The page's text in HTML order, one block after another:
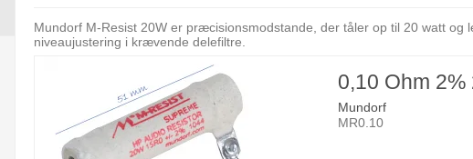
Mundorf M-Resist 20W er præcisionsmodstande, der tåler op til 20 watt
niveaujustering i krævende delefiltre.
0,10 Ohm 2%
Mundorf
MR0.10